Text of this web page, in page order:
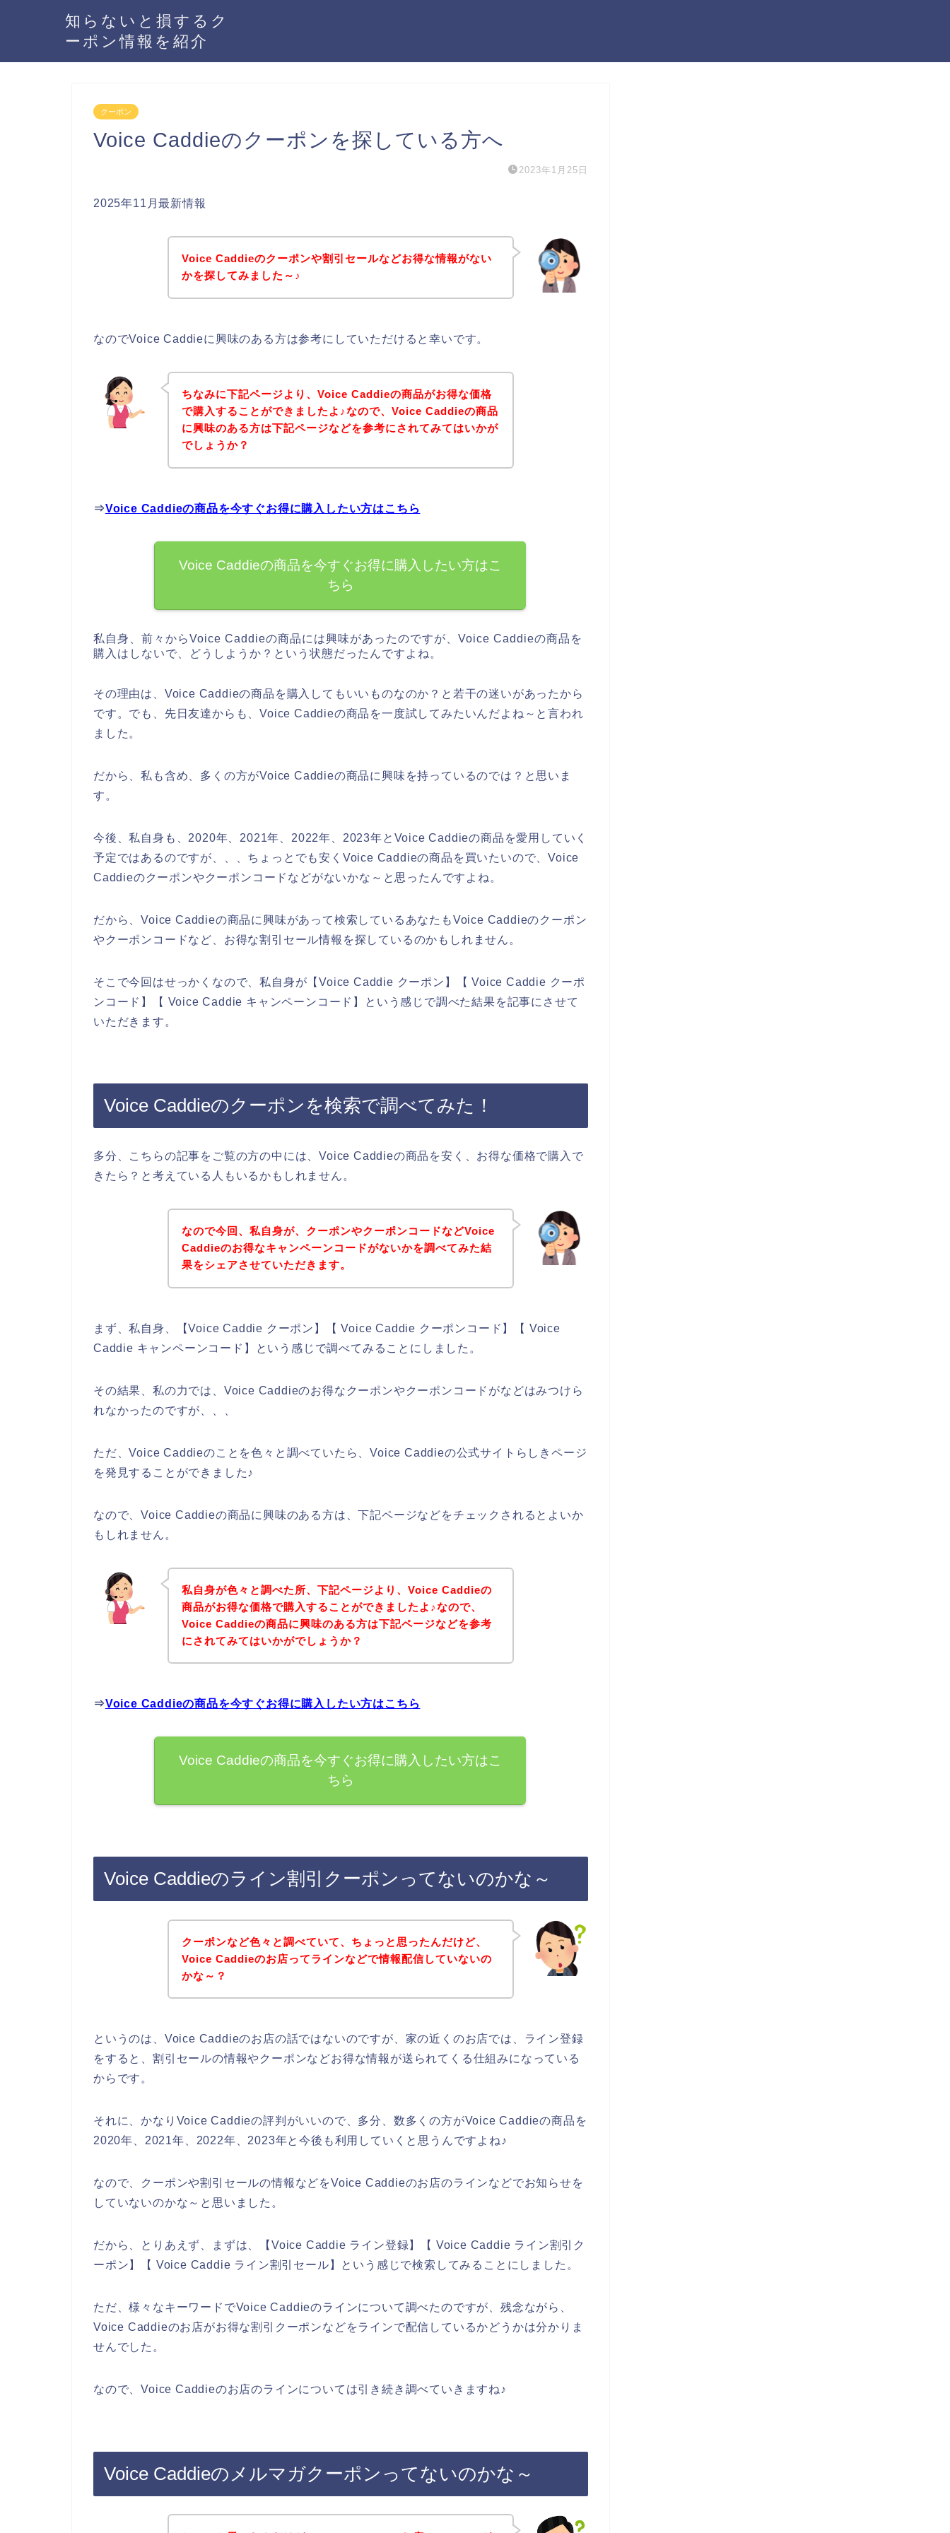
知らないと損するク
ーポン情報を紹介
クーポン
Voice Caddieのクーポンを探している方へ
2023年1月25日
2025年11月最新情報
Voice Caddieのクーポンや割引セールなどお得な情報がない
かを探してみました～♪
なのでVoice Caddieに興味のある方は参考にしていただけると幸いです。
ちなみに下記ページより、Voice Caddieの商品がお得な価格
で購入することができましたよ♪なので、Voice Caddieの商品
に興味のある方は下記ページなどを参考にされてみてはいかが
でしょうか？
⇒Voice Caddieの商品を今すぐお得に購入したい方はこちら
Voice Caddieの商品を今すぐお得に購入したい方はこ
ちら
私自身、前々からVoice Caddieの商品には興味があったのですが、Voice Caddieの商品を
購入はしないで、どうしようか？という状態だったんですよね。
その理由は、Voice Caddieの商品を購入してもいいものなのか？と若干の迷いがあったから
です。でも、先日友達からも、Voice Caddieの商品を一度試してみたいんだよね～と言われ
ました。
だから、私も含め、多くの方がVoice Caddieの商品に興味を持っているのでは？と思いま
す。
今後、私自身も、2020年、2021年、2022年、2023年とVoice Caddieの商品を愛用していく
予定ではあるのですが、、、ちょっとでも安くVoice Caddieの商品を買いたいので、Voice
Caddieのクーポンやクーポンコードなどがないかな～と思ったんですよね。
だから、Voice Caddieの商品に興味があって検索しているあなたもVoice Caddieのクーポン
やクーポンコードなど、お得な割引セール情報を探しているのかもしれません。
そこで今回はせっかくなので、私自身が【Voice Caddie クーポン】【 Voice Caddie クーポ
ンコード】【 Voice Caddie キャンペーンコード】という感じで調べた結果を記事にさせて
いただきます。
Voice Caddieのクーポンを検索で調べてみた！
多分、こちらの記事をご覧の方の中には、Voice Caddieの商品を安く、お得な価格で購入で
きたら？と考えている人もいるかもしれません。
なので今回、私自身が、クーポンやクーポンコードなどVoice
Caddieのお得なキャンペーンコードがないかを調べてみた結
果をシェアさせていただきます。
まず、私自身、【Voice Caddie クーポン】【 Voice Caddie クーポンコード】【 Voice
Caddie キャンペーンコード】という感じで調べてみることにしました。
その結果、私の力では、Voice Caddieのお得なクーポンやクーポンコードがなどはみつけら
れなかったのですが、、、
ただ、Voice Caddieのことを色々と調べていたら、Voice Caddieの公式サイトらしきページ
を発見することができました♪
なので、Voice Caddieの商品に興味のある方は、下記ページなどをチェックされるとよいか
もしれません。
私自身が色々と調べた所、下記ページより、Voice Caddieの
商品がお得な価格で購入することができましたよ♪なので、
Voice Caddieの商品に興味のある方は下記ページなどを参考
にされてみてはいかがでしょうか？
⇒Voice Caddieの商品を今すぐお得に購入したい方はこちら
Voice Caddieの商品を今すぐお得に購入したい方はこ
ちら
Voice Caddieのライン割引クーポンってないのかな～
クーポンなど色々と調べていて、ちょっと思ったんだけど、
Voice Caddieのお店ってラインなどで情報配信していないの
かな～？
というのは、Voice Caddieのお店の話ではないのですが、家の近くのお店では、ライン登録
をすると、割引セールの情報やクーポンなどお得な情報が送られてくる仕組みになっている
からです。
それに、かなりVoice Caddieの評判がいいので、多分、数多くの方がVoice Caddieの商品を
2020年、2021年、2022年、2023年と今後も利用していくと思うんですよね♪
なので、クーポンや割引セールの情報などをVoice Caddieのお店のラインなどでお知らせを
していないのかな～と思いました。
だから、とりあえず、まずは、【Voice Caddie ライン登録】【 Voice Caddie ライン割引ク
ーポン】【 Voice Caddie ライン割引セール】という感じで検索してみることにしました。
ただ、様々なキーワードでVoice Caddieのラインについて調べたのですが、残念ながら、
Voice Caddieのお店がお得な割引クーポンなどをラインで配信しているかどうかは分かりま
せんでした。
なので、Voice Caddieのお店のラインについては引き続き調べていきますね♪
Voice Caddieのメルマガクーポンってないのかな～